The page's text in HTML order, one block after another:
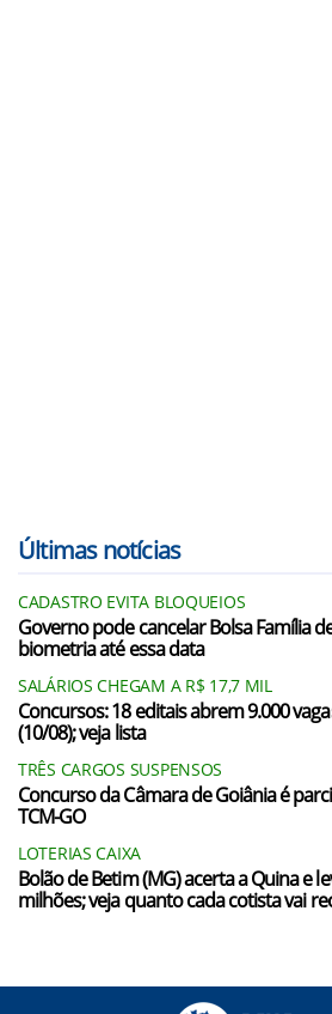
Últimas notícias
CADASTRO EVITA BLOQUEIOS
Governo pode cancelar Bolsa Família
biometria até essa data
SALÁRIOS CHEGAM A R$ 17,7 MIL
Concursos: 18 editais abrem 9.000
(10/08); veja lista
TRÊS CARGOS SUSPENSOS
Concurso da Câmara de Goiânia é
TCM-GO
LOTERIAS CAIXA
Bolão de Betim (MG) acerta a Quina e
milhões; veja quanto cada cotista vai